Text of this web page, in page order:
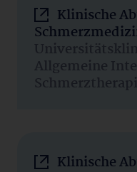
Klinische
Allgemeine
Klinische